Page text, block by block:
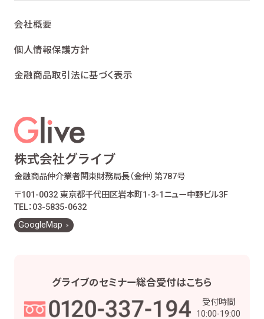
金融商品仲介業者関東財務局長（金仲）第787号
〒101-0032 東京都千代田区岩本町1-3-1 ニュー中野ビル3F
TEL：03-5835-0632
GoogleMap
会社概要
個人情報保護方針
金融商品取引法に基づく表示
グライブのセミナー総合受付はこちら
受付時間
10:00-19:00